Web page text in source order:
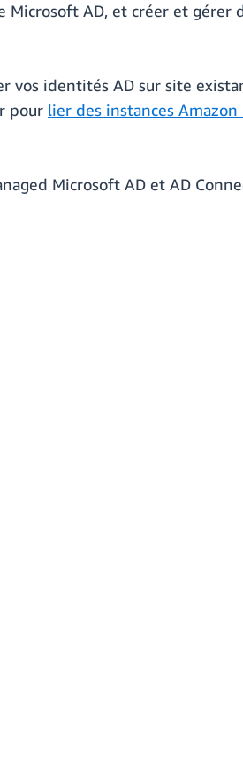
AD, et créer et
vos identités AD sur site
pour lier des instances Amazon
Microsoft AD et AD